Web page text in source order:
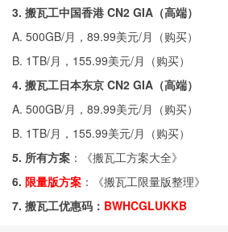
3. 搬瓦工中国香港 CN2 GIA（高端）
A. 500GB/月，89.99美元/月（购买）
B. 1TB/月，155.99美元/月（购买）
4. 搬瓦工日本东京 CN2 GIA（高端）
A. 500GB/月，89.99美元/月（购买）
B. 1TB/月，155.99美元/月（购买）
5. 所有方案 ：《搬瓦工方案大全》
6. 限量版方案 ：《搬瓦工限量版整理》
7. 搬瓦工优惠码： BWHCGLUKKB